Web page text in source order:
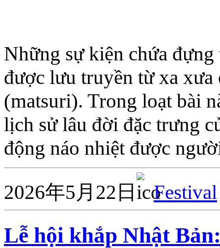
Những sự kiện chứa
được lưu truyền từ xa
(matsuri). Trong loạt bài
lịch sử lâu đời đặc trưng
động náo nhiệt được
2026年5月22日
Festival
Lễ hội khắp Nhật